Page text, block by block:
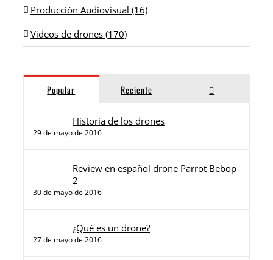
Producción Audiovisual (16)
Videos de drones (170)
Popular Reciente
Historia de los drones
29 de mayo de 2016
Review en español drone Parrot Bebop
2
30 de mayo de 2016
¿Qué es un drone?
27 de mayo de 2016